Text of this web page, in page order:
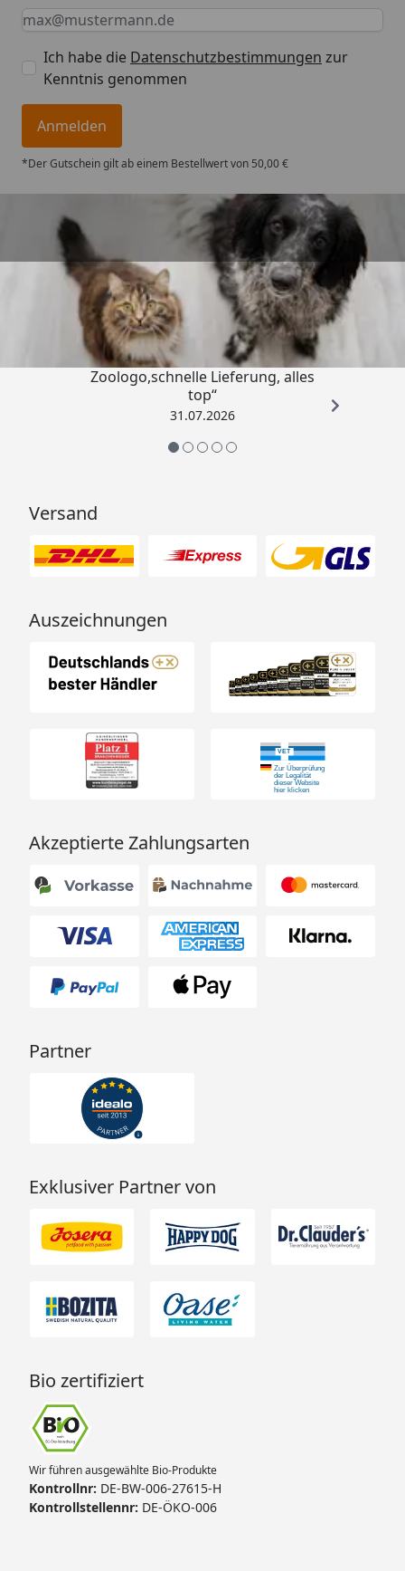
Keine Eingabe erforderlich
Eingabe erforderlich
E-Mail *
Ich habe die Datenschutzbestimmungen zur
Kenntnis genommen
Anmelden
*Der Gutschein gilt ab einem Bestellwert von 50,00 €
Trusted Shops
4,74/ 5
„Gute Erfahrung mit
Zoologo,schnelle Lieferung, alles
top“
31.07.2026
Versand
Auszeichnungen
Akzeptierte Zahlungsarten
Partner
Exklusiver Partner von
Bio zertifiziert
Wir führen ausgewählte Bio-Produkte
Kontrollnr: DE-BW-006-27615-H
Kontrollstellennr: DE-ÖKO-006